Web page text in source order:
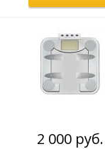
2 000 руб.